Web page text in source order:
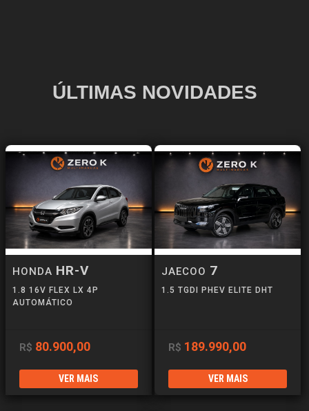
ÚLTIMAS NOVIDADES
HONDA HR-V
1.8 16V FLEX LX 4P
AUTOMÁTICO
R$ 80.900,00
VER MAIS
JAECOO 7
1.5 TGDI PHEV ELITE DHT
R$ 189.990,00
VER MAIS